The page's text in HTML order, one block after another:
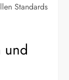
Standards
und